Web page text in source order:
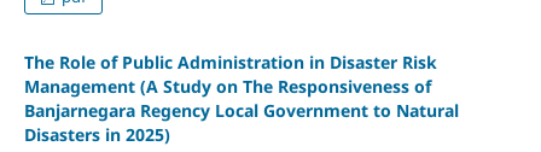
The Role of Public Administration in Disaster Risk
Management (A Study on The Responsiveness of
Banjarnegara Regency Local Government to Natural
Disasters in 2025)